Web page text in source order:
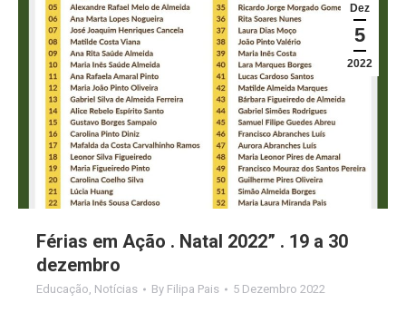
Dez
5
2022
Férias em Ação . Natal 2022” . 19 a 30
dezembro
Educação, Notícias By Filipa Pais 5 Dezembro 2022